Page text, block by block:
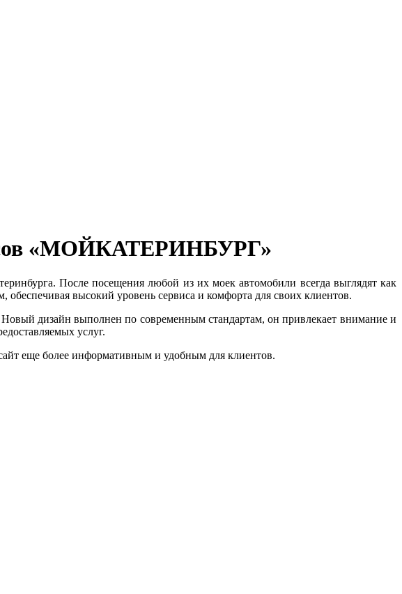
«МОЙКАТЕРИНБУРГ»
После посещения любой из их моек автомобили всегда выглядят как
высокий уровень сервиса и комфорта для своих клиентов.
дизайн выполнен по современным стандартам, он привлекает внимание и
услуг.
еще более информативным и удобным для клиентов.